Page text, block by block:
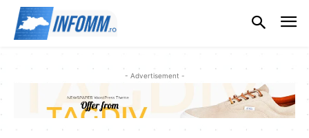
- Advertisement -